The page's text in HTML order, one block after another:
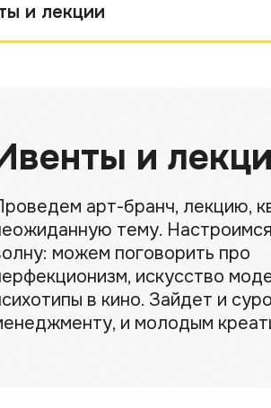
и лекции
арт-бранч, лекцию,
тему.
можем поговорить про
искусство
в кино. Зайдет и
и молодым
и